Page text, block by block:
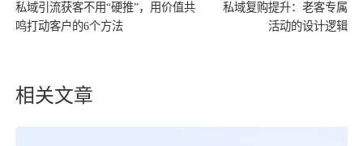
私域引流获客不用“硬推”，用价值共
鸣打动客户的6个方法
私域复购提升：老客专属
活动的设计逻辑
相关文章